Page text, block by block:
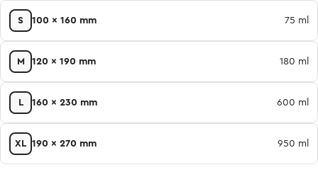
S 100 x 160 mm 75 ml
M 120 x 190 mm 180 ml
L 160 x 230 mm 600 ml
XL 190 x 270 mm 950 ml